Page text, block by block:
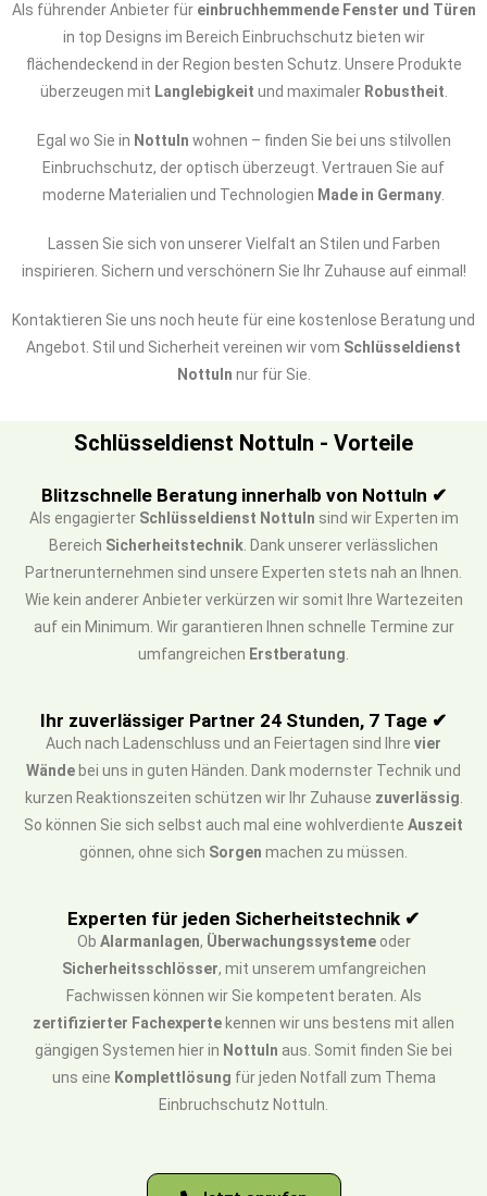
Als führender Anbieter für einbruchhemmende Fenster und Türen
in top Designs im Bereich Einbruchschutz bieten wir
flächendeckend in der Region besten Schutz. Unsere Produkte
überzeugen mit Langlebigkeit und maximaler Robustheit
Egal wo Sie in Nottuln wohnen – finden Sie bei uns stilvollen
Einbruchschutz, der optisch überzeugt. Vertrauen Sie auf
moderne Materialien und Technologien Made in Germany
Lassen Sie sich von unserer Vielfalt an Stilen und Farben
inspirieren. Sichern und verschönern Sie Ihr Zuhause auf einmal!
Kontaktieren Sie uns noch heute für eine kostenlose Beratung und
Angebot. Stil und Sicherheit vereinen wir vom Schlüsseldienst
Nottuln nur für Sie.
Schlüsseldienst Nottuln - Vorteile
Blitzschnelle Beratung innerhalb von Nottuln ✔
Als engagierter Schlüsseldienst Nottuln sind wir Experten im
Bereich Sicherheitstechnik . Dank unserer verlässlichen
Partnerunternehmen sind unsere Experten stets nah an Ihnen.
Wie kein anderer Anbieter verkürzen wir somit Ihre Wartezeiten
auf ein Minimum. Wir garantieren Ihnen schnelle Termine zur
umfangreichen Erstberatung
Ihr zuverlässiger Partner 24 Stunden, 7 Tage ✔
Auch nach Ladenschluss und an Feiertagen sind Ihre vier
Wände bei uns in guten Händen. Dank modernster Technik und
kurzen Reaktionszeiten schützen wir Ihr Zuhause zuverlässig
So können Sie sich selbst auch mal eine wohlverdiente Auszeit
gönnen, ohne sich Sorgen machen zu müssen.
Experten für jeden Sicherheitstechnik ✔
Ob Alarmanlagen, Überwachungssystemeoder
Sicherheitsschlösser, mit unserem umfangreichen
Fachwissen können wir Sie kompetent beraten. Als
zertifizierter Fachexperte kennen wir uns bestens mit allen
gängigen Systemen hier in Nottuln aus. Somit finden Sie bei
uns eine Komplettlösung für jeden Notfall zum Thema
Einbruchschutz Nottuln.